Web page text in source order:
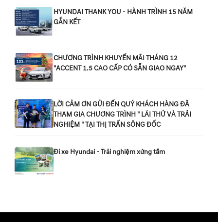
HYUNDAI THANK YOU - HÀNH TRÌNH 15 NĂM
GẮN KẾT
CHƯƠNG TRÌNH KHUYẾN MÃI THÁNG 12
"ACCENT 1.5 CAO CẤP CÓ SẴN GIAO NGAY"
LỜI CẢM ƠN GỬI ĐẾN QUÝ KHÁCH HÀNG ĐÃ
THAM GIA CHƯƠNG TRÌNH " LÁI THỬ VÀ TRẢI
NGHIỆM " TẠI THỊ TRẤN SÔNG ĐỐC
Đi xe Hyundai - Trải nghiệm xứng tầm